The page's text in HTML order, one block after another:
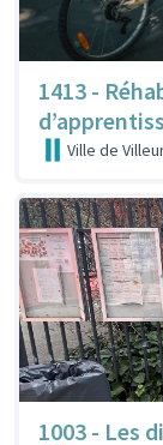
1413 -
Ville de
1003 - Les